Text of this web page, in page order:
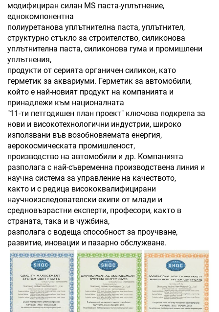
модифициран силан MS паста-уплътнение,
еднокомпонентна
полиуретанова уплътнителна паста, уплътнител,
структурно стъкло за строителство, силиконова
уплътнителна паста, силиконова гума и промишлени
уплътнения,
продукти от серията органичен силикон, като
герметик за аквариуми. Герметик за автомобили,
който е най-новият продукт на компанията и
принадлежи към националната
"11-ти петгодишен план проект" ключова подкрепа за
нови и високотехнологични индустрии, широко
използвани във возобновяемата енергия,
аерокосмическата промишленост,
производство на автомобили и др. Компанията
разполага с най-съвременна производствена линия и
научна система за управление на качеството,
както и с редица висококвалифицирани
научноизследователски екипи от млади и
средновъзрастни експерти, професори, както в
страната, така и в чужбина,
разполага с водеща способност за проучване,
развитие, иновации и пазарно обслужване.